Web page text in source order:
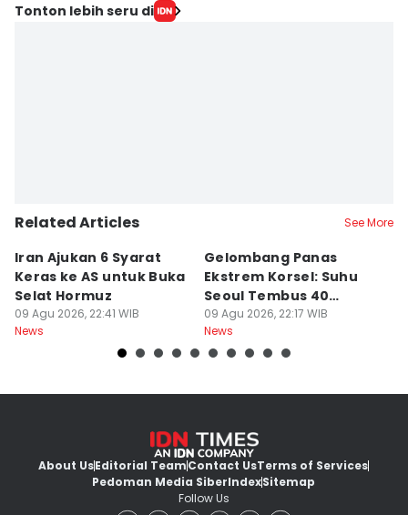
Tonton lebih seru di
Related Articles See More
Iran Ajukan 6 Syarat
Keras ke AS untuk Buka
Selat Hormuz
09 Agu 2026, 22:41 WIB
News
Gelombang Panas
Ekstrem Korsel: Suhu
Seoul Tembus 40
Derajat Celcius
09 Agu 2026, 22:17 WIB
News
About UsEditorial TeamContact UsTerms of Services
Pedoman Media SiberIndexSitemap
Follow Us